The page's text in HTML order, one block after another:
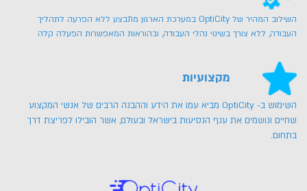
השילוב המהיר של OptiCity במערכת הארגון מתבצע ללא הפרעה לתהליך
העבודה, ללא צורך בשינוי נהלי העבודה, ובהוראות המאפשרות הפעלה קלה
מקצועיות
השימוש ב- OptiCity מביא עמו את הידע וההבנה הרבים של אנשי המקצוע
שחיים ונושמים את ענף הנסיעות בישראל ובעולם, אשר הובילו לפריצת דרך
בתחום.